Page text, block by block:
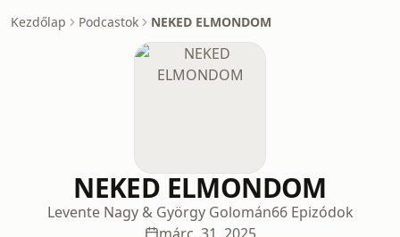
Kezdőlap Podcastok NEKED ELMONDOM
NEKED ELMONDOM
Levente Nagy & György Golomán66 Epizódok